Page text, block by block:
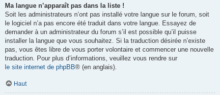
Ma langue n’apparaît pas dans la liste !
Soit les administrateurs n’ont pas installé votre langue sur le forum, soit
le logiciel n’a pas encore été traduit dans votre langue. Essayez de
demander à un administrateur du forum s’il est possible qu’il puisse
installer la langue que vous souhaitez. Si la traduction désirée n’existe
pas, vous êtes libre de vous porter volontaire et commencer une nouvelle
traduction. Pour plus d’informations, veuillez vous rendre sur
le site internet de phpBB® (en anglais).
Haut